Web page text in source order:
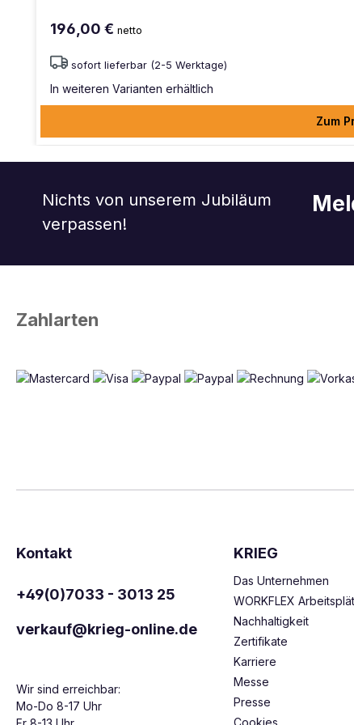
196,00 € netto
sofort lieferbar (2-5 Werktage)
In weiteren Varianten erhältlich
Zum
Nichts von unserem Jubiläum
verpassen!
Zahlarten
Kontakt
+49(0)7033 - 3013 25
verkauf@krieg-online.de
Wir sind erreichbar:
Mo-Do 8-17 Uhr
KRIEG
Das Unternehmen
WORKFLEX
Nachhaltigkeit
Zertifikate
Karriere
Messe
Presse
Cookies